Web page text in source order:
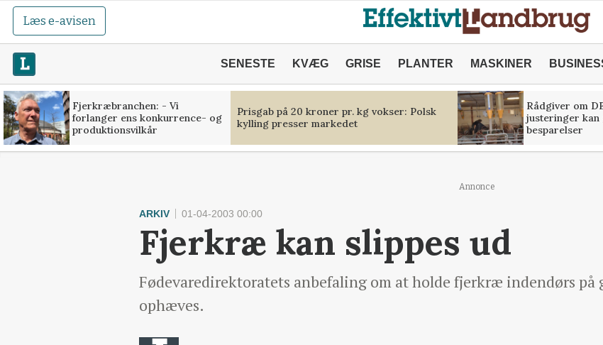
Læs e-avisen
SENESTE KVÆG GRISE PLANTER MASKINER
Fjerkræbranchen: - Vi
forlanger ens konkurrence- og
produktionsvilkår
Prisgab på 20 kroner pr. kg vokser: Polsk
kylling presser markedet
Rådgiver om
justeringer kan
besparelser
Annonce
ARKIV 01-04-2003 00:00
Fjerkræ kan slippes ud
Fødevaredirektoratets anbefaling om at holde fjerkræ indendørs
ophæves.